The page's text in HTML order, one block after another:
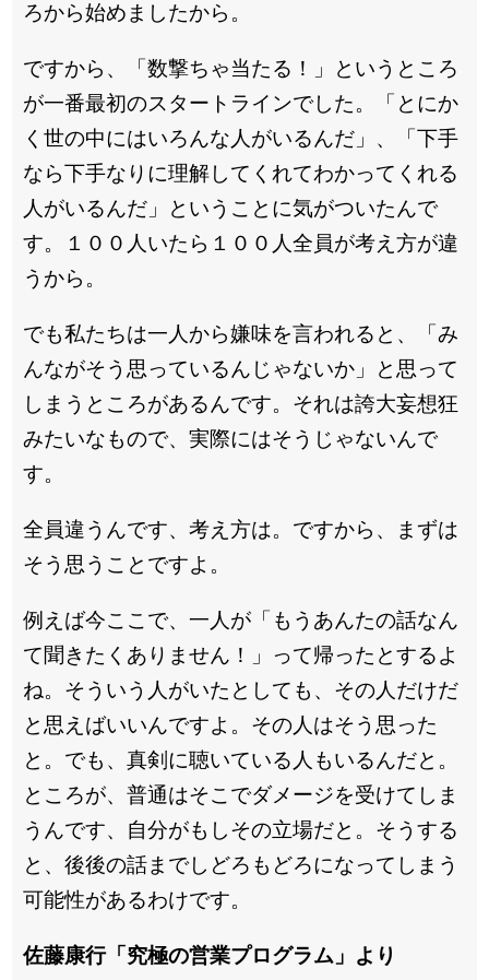
ろから始めましたから。
ですから、「数撃ちゃ当たる！」というところ
が一番最初のスタートラインでした。「とにか
く世の中にはいろんな人がいるんだ」、「下手
なら下手なりに理解してくれてわかってくれる
人がいるんだ」ということに気がついたんで
す。１００人いたら１００人全員が考え方が違
うから。
でも私たちは一人から嫌味を言われると、「み
んながそう思っているんじゃないか」と思って
しまうところがあるんです。それは誇大妄想狂
みたいなもので、実際にはそうじゃないんで
す。
全員違うんです、考え方は。ですから、まずは
そう思うことですよ。
例えば今ここで、一人が「もうあんたの話なん
て聞きたくありません！」って帰ったとするよ
ね。そういう人がいたとしても、その人だけだ
と思えばいいんですよ。その人はそう思った
と。でも、真剣に聴いている人もいるんだと。
ところが、普通はそこでダメージを受けてしま
うんです、自分がもしその立場だと。そうする
と、後後の話までしどろもどろになってしまう
可能性があるわけです。
佐藤康行「究極の営業プログラム」より